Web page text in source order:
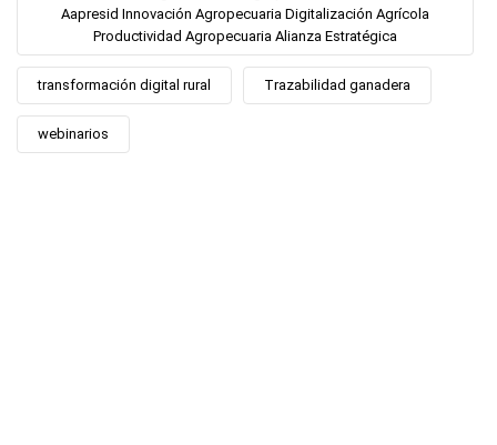
Aapresid Innovación Agropecuaria Digitalización Agrícola
Productividad Agropecuaria Alianza Estratégica
transformación digital rural Trazabilidad ganadera
webinarios